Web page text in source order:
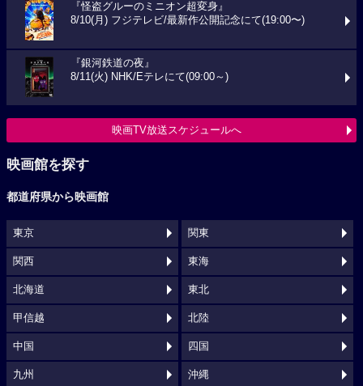
『怪盗グルーのミニオン超変身』
8/10(月) フジテレビ/最新作公開記念にて(19:00〜)
『銀河鉄道の夜』
8/11(火) NHK/Eテレにて(09:00～)
映画TV放送スケジュールへ
映画館を探す
都道府県から映画館
東京 関東
関西 東海
北海道 東北
甲信越 北陸
中国 四国
九州 沖縄